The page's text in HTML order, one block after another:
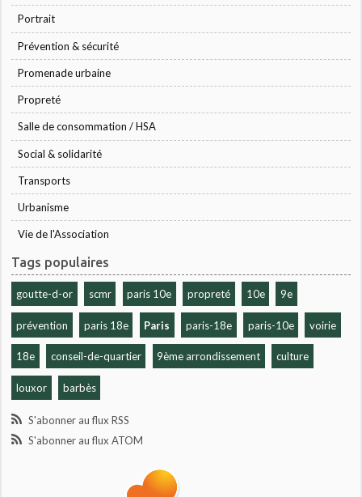
Portrait
Prévention & sécurité
Promenade urbaine
Propreté
Salle de consommation / HSA
Social & solidarité
Transports
Urbanisme
Vie de l'Association
Tags populaires
goutte-d-or scmr paris 10e propreté 10e 9e
prévention paris 18e Paris paris-18e paris-10e voirie
18e conseil-de-quartier 9ème arrondissement culture
louxor barbès
S'abonner au flux RSS
S'abonner au flux ATOM